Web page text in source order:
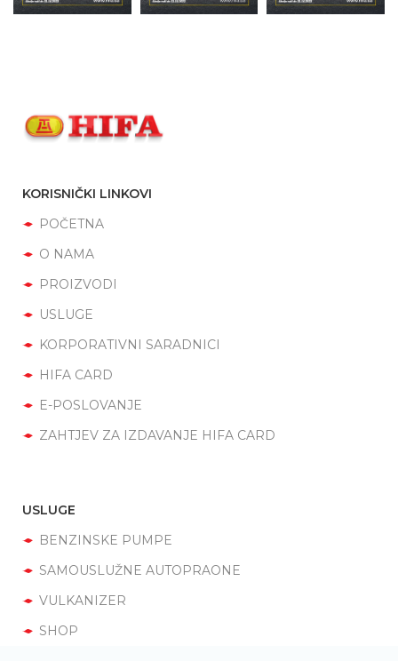
KORISNIČKI LINKOVI
POČETNA
O NAMA
PROIZVODI
USLUGE
KORPORATIVNI SARADNICI
HIFA CARD
E-POSLOVANJE
ZAHTJEV ZA IZDAVANJE HIFA CARD
USLUGE
BENZINSKE PUMPE
SAMOUSLUŽNE AUTOPRAONE
VULKANIZER
SHOP